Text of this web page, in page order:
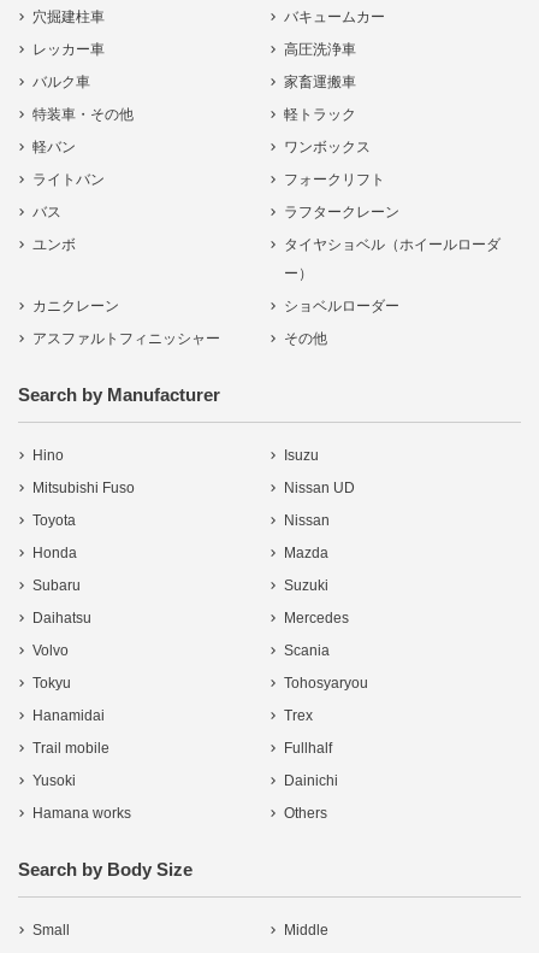
穴掘建柱車
バキュームカー
レッカー車
高圧洗浄車
バルク車
家畜運搬車
特装車・その他
軽トラック
軽バン
ワンボックス
ライトバン
フォークリフト
バス
ラフタークレーン
ユンボ
タイヤショベル（ホイールローダ
ー）
カニクレーン
ショベルローダー
アスファルトフィニッシャー
その他
Search by Manufacturer
Hino
Isuzu
Mitsubishi Fuso
Nissan UD
Toyota
Nissan
Honda
Mazda
Subaru
Suzuki
Daihatsu
Mercedes
Volvo
Scania
Tokyu
Tohosyaryou
Hanamidai
Trex
Trail mobile
Fullhalf
Yusoki
Dainichi
Hamana works
Others
Search by Body Size
Small
Middle